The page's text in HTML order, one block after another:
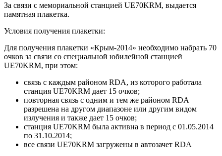
За связи с мемориальной станцией UE70KRM, выдается
памятная плакетка.
Условия получения плакетки:
Для получения плакетки «Крым-2014» необходимо набрать 70
очков за связи со специальной юбилейной станцией
UE70KRM, при этом:
связь с каждым районом RDA, из которого работала
станция UE70KRM дает 15 очков;
повторная связь с одним и тем же районом RDA
разрешена на другом диапазоне или другим видом
излучения и также дает 15 очков;
станция UE70KRM была активна в период с 01.05.2014
по 31.10.2014;
все связи UE70KRM загружены в автозачет RDA